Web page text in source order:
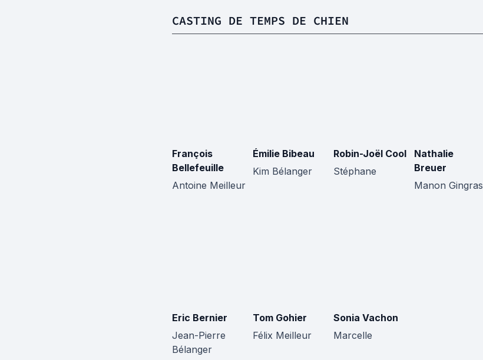
CASTING DE TEMPS DE CHIEN
François
Bellefeuille
Antoine Meilleur
Émilie Bibeau
Kim Bélanger
Robin-Joël Cool
Stéphane
Nathalie
Breuer
Manon Gingras
Eric Bernier
Jean-Pierre
Bélanger
Tom Gohier
Félix Meilleur
Sonia Vachon
Marcelle